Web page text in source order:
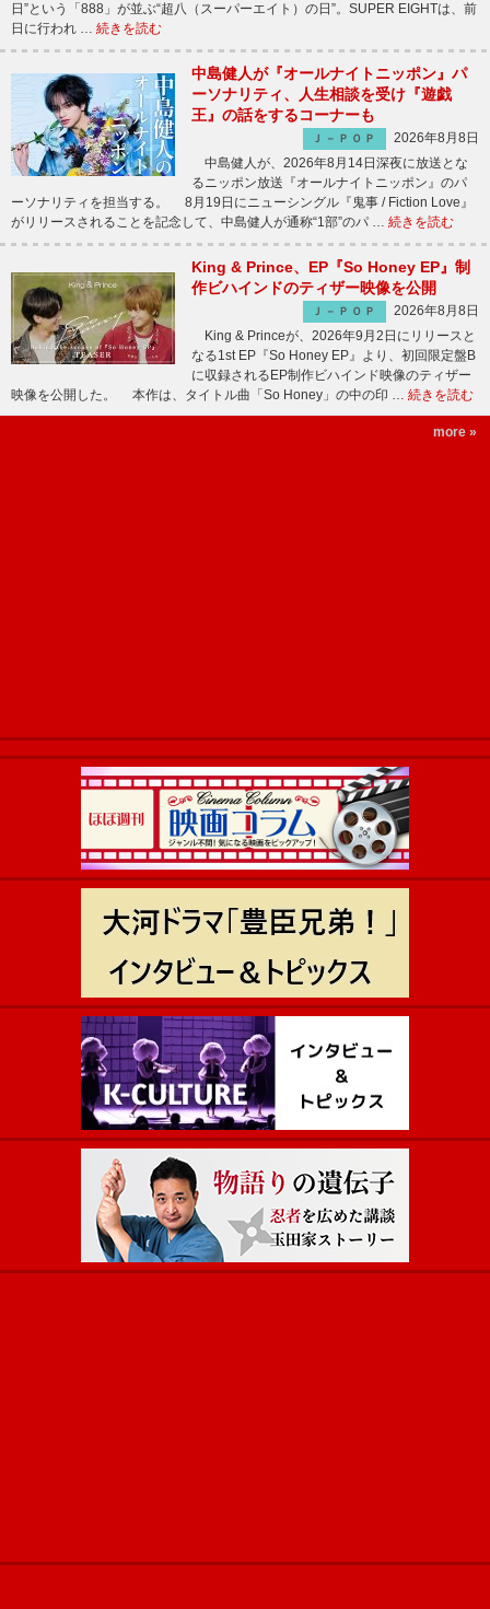
日”という「888」が並ぶ“超八（スーパーエイト）の日”。SUPER EIGHTは、前
日に行われ … 続きを読む
中島健人が『オールナイトニッポン』パ
ーソナリティ、人生相談を受け『遊戯
王』の話をするコーナーも
Ｊ－ＰＯＰ
2026年8月8日
中島健人が、2026年8月14日深夜に放送とな
るニッポン放送『オールナイトニッポン』のパ
ーソナリティを担当する。 8月19日にニューシングル『鬼事 / Fiction Love』
がリリースされることを記念して、中島健人が通称“1部”のパ … 続きを読む
King & Prince、EP『So Honey EP』制
作ビハインドのティザー映像を公開
Ｊ－ＰＯＰ
2026年8月8日
King & Princeが、2026年9月2日にリリースと
なる1st EP『So Honey EP』より、初回限定盤B
に収録されるEP制作ビハインド映像のティザー
映像を公開した。 本作は、タイトル曲「So Honey」の中の印 … 続きを読む
more »